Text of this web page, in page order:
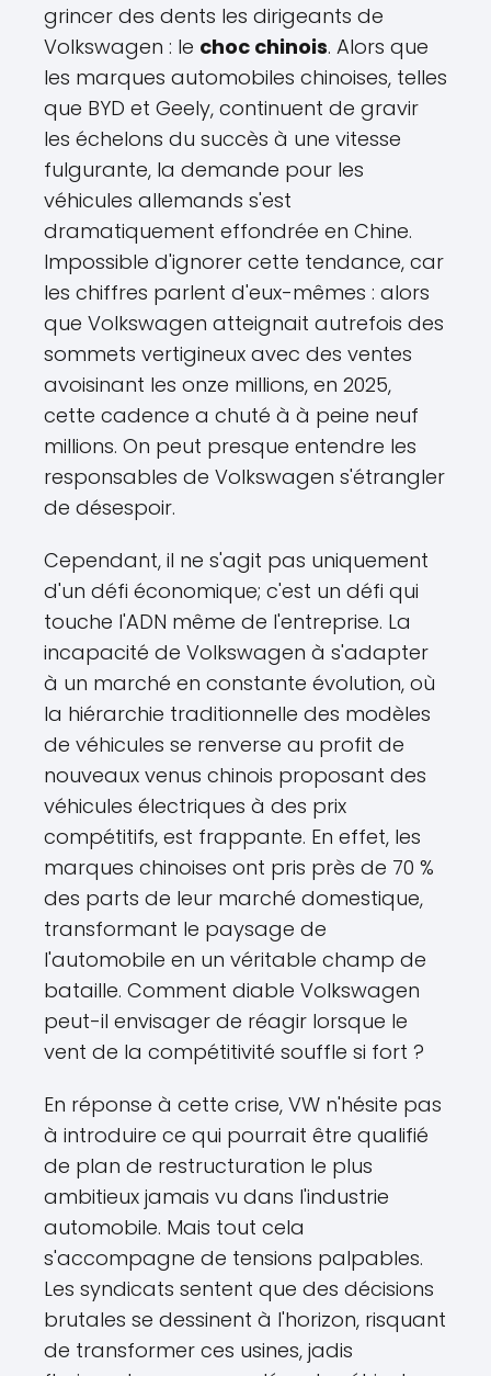
grincer des dents les dirigeants de
Volkswagen : le choc chinois. Alors que
les marques automobiles chinoises, telles
que BYD et Geely, continuent de gravir
les échelons du succès à une vitesse
fulgurante, la demande pour les
véhicules allemands s'est
dramatiquement effondrée en Chine.
Impossible d'ignorer cette tendance, car
les chiffres parlent d'eux-mêmes : alors
que Volkswagen atteignait autrefois des
sommets vertigineux avec des ventes
avoisinant les onze millions, en 2025,
cette cadence a chuté à à peine neuf
millions. On peut presque entendre les
responsables de Volkswagen s'étrangler
de désespoir.
Cependant, il ne s'agit pas uniquement
d'un défi économique; c'est un défi qui
touche l'ADN même de l'entreprise. La
incapacité de Volkswagen à s'adapter
à un marché en constante évolution, où
la hiérarchie traditionnelle des modèles
de véhicules se renverse au profit de
nouveaux venus chinois proposant des
véhicules électriques à des prix
compétitifs, est frappante. En effet, les
marques chinoises ont pris près de 70 %
des parts de leur marché domestique,
transformant le paysage de
l'automobile en un véritable champ de
bataille. Comment diable Volkswagen
peut-il envisager de réagir lorsque le
vent de la compétitivité souffle si fort ?
En réponse à cette crise, VW n'hésite pas
à introduire ce qui pourrait être qualifié
de plan de restructuration le plus
ambitieux jamais vu dans l'industrie
automobile. Mais tout cela
s'accompagne de tensions palpables.
Les syndicats sentent que des décisions
brutales se dessinent à l'horizon, risquant
de transformer ces usines, jadis